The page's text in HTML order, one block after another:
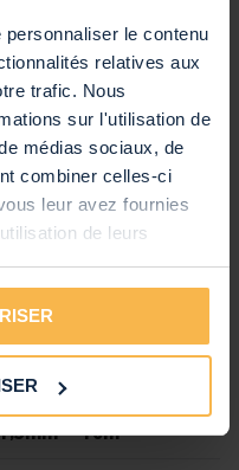
le contenu
relatives aux
trafic. Nous
sur l'utilisation de
médias sociaux, de
combiner celles-ci
leur avez fournies
de leurs
Néerlandais, Allemand,
Espagnol
Sono Passive,
Woofer de 15
Watts - Noir
- 10m